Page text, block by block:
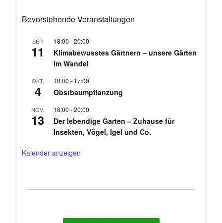
Bevorstehende Veranstaltungen
SEP.
11
18:00 -20:00
Klimabewusstes Gärtnern – unsere Gärten
im Wandel
OKT.
4
10:00 - 17:00
Obstbaumpflanzung
NOV.
13
18:00 -20:00
Der lebendige Garten – Zuhause für
Insekten, Vögel, Igel und Co.
Kalender anzeigen